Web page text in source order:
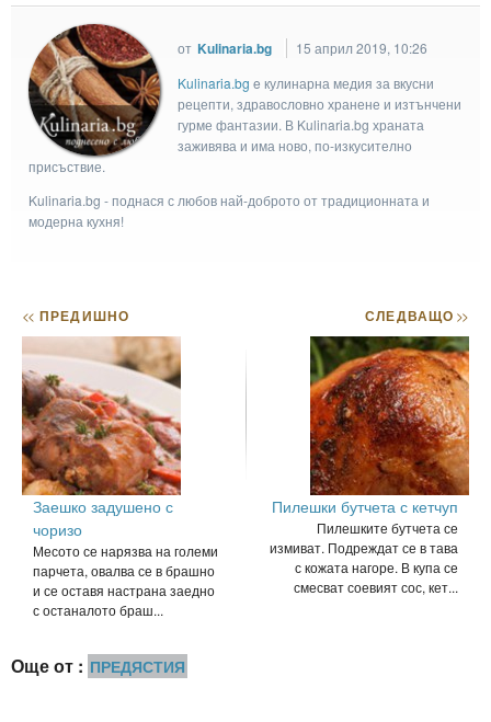
от Kulinaria.bg
15 април 2019, 10:26
Kulinaria.bg e кулинарна медия за вкусни
рецепти, здравословно хранене и изтънчени
гурме фантазии. В Kulinaria.bg храната
заживява и има ново, по-изкусително
присъствие.
Kulinaria.bg - поднася с любов най-доброто от традиционната и
модерна кухня!
<< ПРЕДИШНО
Заешко задушено с
чоризо
Месото се нарязва на големи
парчета, овалва се в брашно
и се оставя настрана заедно
с останалото браш...
СЛЕДВАЩО>>
Пилешки бутчета с кетчуп
Пилешките бутчета се
измиват. Подреждат се в тава
с кожата нагоре. В купа се
смесват соевият сос, кет...
Още от : ПРЕДЯСТИЯ